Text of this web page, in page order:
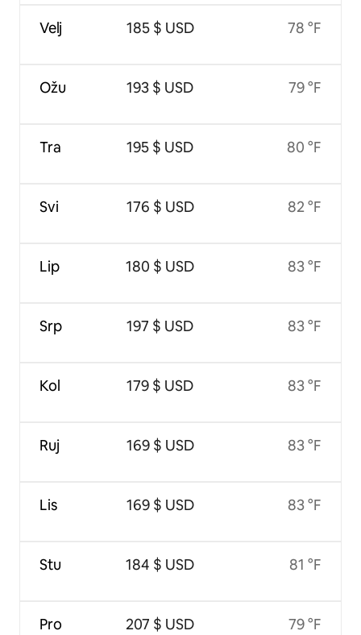
Velj
Ožu
Tra
Svi
Lip
Srp
Kol
Ruj
Lis
Stu
Pro
185 $ USD
193 $ USD
195 $ USD
176 $ USD
180 $ USD
197 $ USD
179 $ USD
169 $ USD
169 $ USD
184 $ USD
207 $ USD
78 °F
79 °F
80 °F
82 °F
83 °F
83 °F
83 °F
83 °F
83 °F
81 °F
79 °F